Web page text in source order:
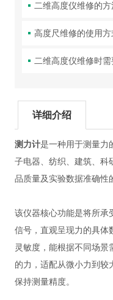
二维高度仪维修的
高度尺维修的使用
二维高度仪维修时
详细介绍
测力计是一种用于测量力
子电器、纺织、建筑、科
品质量及实验数据准确性
该仪器核心功能是将所承
信号，直观呈现力的具体
灵敏度，能根据不同场景
的力，适配从微小力到较
保持测量精度。